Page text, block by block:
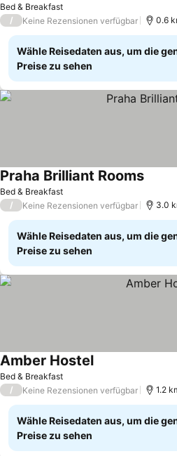
Bed & Breakfast
/ Keine Rezensionen verfügbar 0.6
Wähle Reisedaten aus, um die
Preise zu sehen
Bed & Breakfast
Praha Brilliant Rooms
/ Keine Rezensionen verfügbar 3.0
Wähle Reisedaten aus, um die
Preise zu sehen
Bed & Breakfast
Amber Hostel
/ Keine Rezensionen verfügbar 1.2
Wähle Reisedaten aus, um die
Preise zu sehen